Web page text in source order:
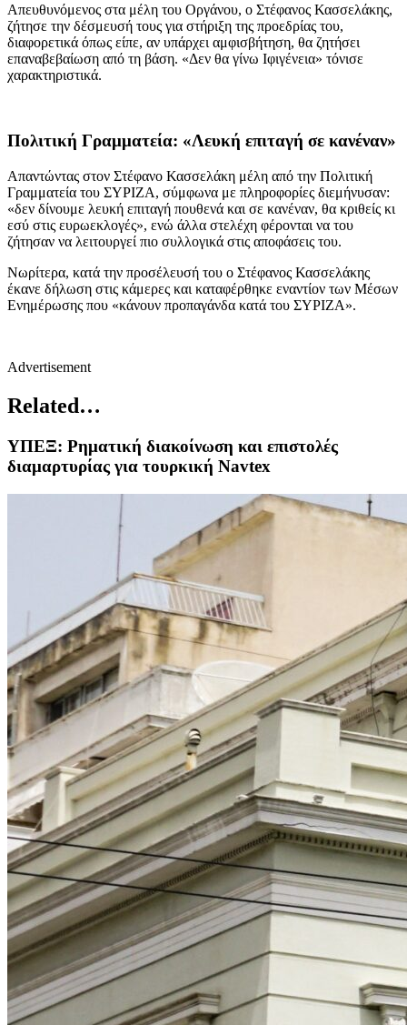
Απευθυνόμενος στα μέλη του Οργάνου, ο Στέφανος Κασσελάκης,
ζήτησε την δέσμευσή τους για στήριξη της προεδρίας του,
διαφορετικά όπως είπε, αν υπάρχει αμφισβήτηση, θα ζητήσει
επαναβεβαίωση από τη βάση. «Δεν θα γίνω Ιφιγένεια» τόνισε
χαρακτηριστικά.
Πολιτική Γραμματεία: «Λευκή επιταγή σε κανέναν»
Απαντώντας στον Στέφανο Κασσελάκη μέλη από την Πολιτική
Γραμματεία του ΣΥΡΙΖΑ, σύμφωνα με πληροφορίες διεμήνυσαν:
«δεν δίνουμε λευκή επιταγή πουθενά και σε κανέναν, θα κριθείς κι
εσύ στις ευρωεκλογές», ενώ άλλα στελέχη φέρονται να του
ζήτησαν να λειτουργεί πιο συλλογικά στις αποφάσεις του.
Νωρίτερα, κατά την προσέλευσή του ο Στέφανος Κασσελάκης
έκανε δήλωση στις κάμερες και καταφέρθηκε εναντίον των Μέσων
Ενημέρωσης που «κάνουν προπαγάνδα κατά του ΣΥΡΙΖΑ».
Advertisement
Related…
ΥΠΕΞ: Ρηματική διακοίνωση και επιστολές
διαμαρτυρίας για τουρκική Navtex